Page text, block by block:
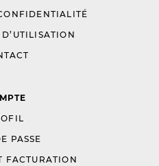
PASSE
FACTURATION